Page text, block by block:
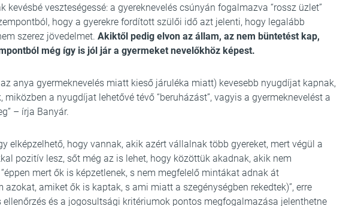
kevésbé veszteségessé: a gyereknevelés csúnyán fogalmazva “rossz üzlet”
hogy a gyerekre fordított szülői idő azt jelenti, hogy legalább
szerez jövedelmet. Akiktől pedig elvon az állam, az nem büntetést kap,
még így is jól jár a gyermeket nevelőkhöz képest.
az anya gyermeknevelés miatt kieső járuléka miatt) kevesebb nyugdíjat kapnak,
miközben a nyugdíjat lehetővé tévő “beruházást”, vagyis a gyermeknevelést a
– írja Banyár.
elképzelhető, hogy vannak, akik azért vállalnak több gyereket, mert végül a
pozitív lesz, sőt még az is lehet, hogy közöttük akadnak, akik nem
mert ők is képzetlenek, s nem megfelelő mintákat adnak át
azokat, amiket ők is kaptak, s ami miatt a szegénységben rekedtek)”, erre
és a jogosultsági kritériumok pontos megfogalmazása jelenthetne